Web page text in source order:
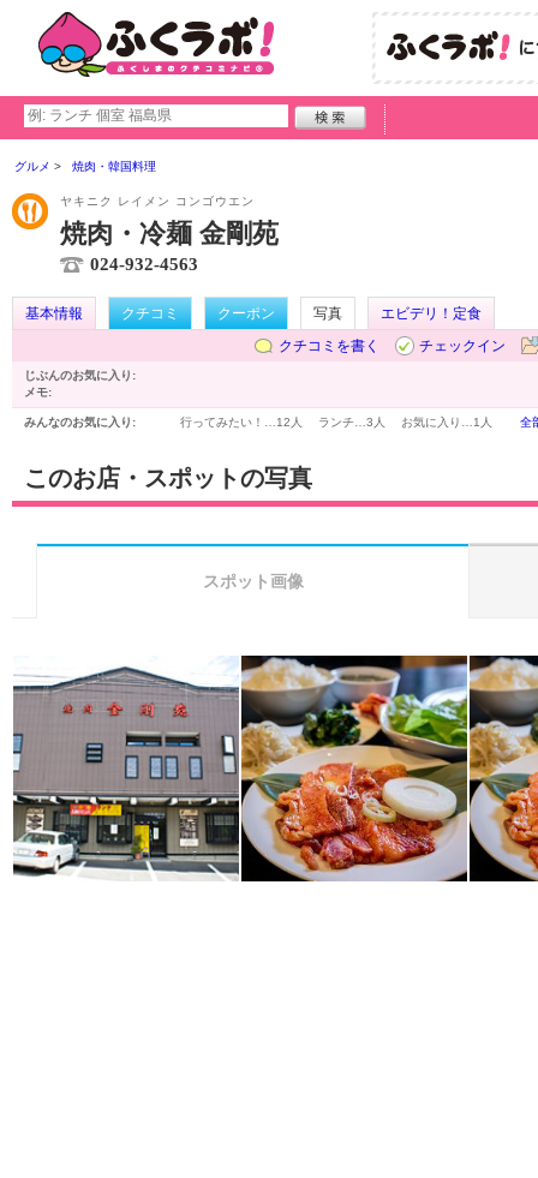
グルメ 焼肉・韓国料理
ヤキニク レイメン コンゴウエン
焼肉・冷麺 金剛苑
024-932-4563
基本情報 クチコミ クーポン 写真
エビデリ！定食
クチコミを書く
チェックイン
じぶんのお気に入り:
メモ:
みんなのお気に入り: 行ってみたい！… 12人 ランチ… 3人 お気に入り… 1人 全
このお店・スポットの写真
スポット画像